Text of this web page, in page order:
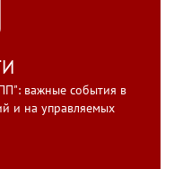
важные события в
и на управляемых